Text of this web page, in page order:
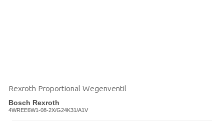
Rexroth Proportional Wegenventil
Bosch Rexroth
4WREE6W1-08-2X/G24K31/A1V